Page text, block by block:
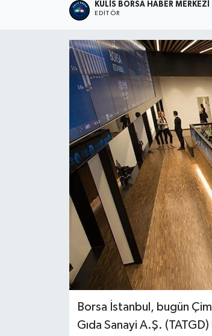
KULIS BORSA HABER MERKEZI
EDITÖR
Borsa İstanbul, bugün
Gıda Sanayi A.Ş.